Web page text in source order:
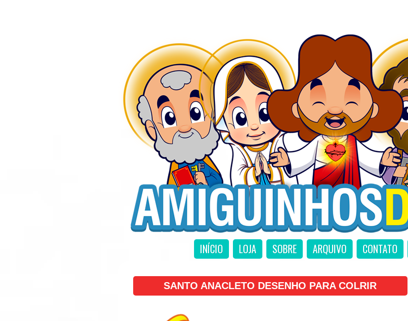
INÍCIO LOJA SOBRE ARQUIVO CONTATO
SANTO ANACLETO DESENHO PARA COLRIR